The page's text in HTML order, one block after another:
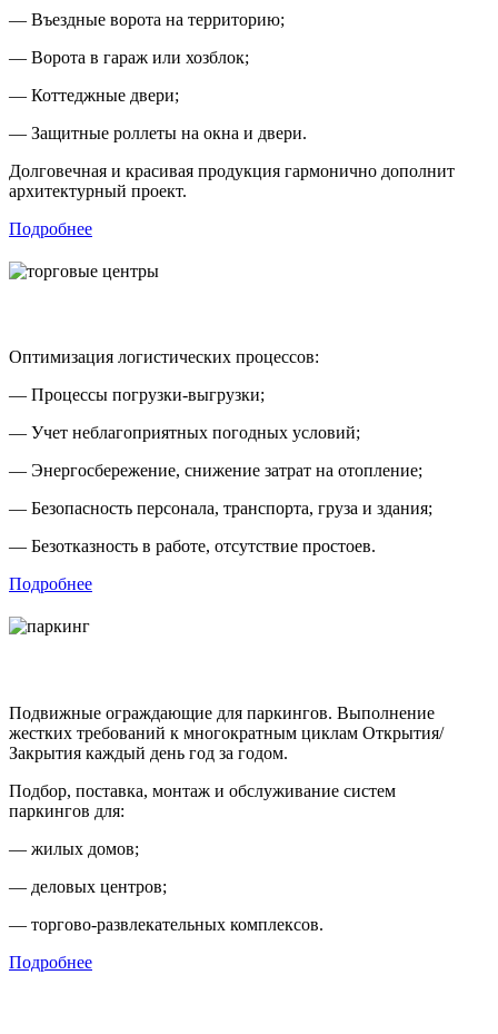
— Въездные ворота на территорию;
— Ворота в гараж или хозблок;
— Коттеджные двери;
— Защитные роллеты на окна и двери.
Долговечная и красивая продукция гармонично дополнит
архитектурный проект.
Подробнее
Оптимизация логистических процессов:
— Процессы погрузки-выгрузки;
— Учет неблагоприятных погодных условий;
— Энергосбережение, снижение затрат на отопление;
— Безопасность персонала, транспорта, груза и здания;
— Безотказность в работе, отсутствие простоев.
Подробнее
Подвижные ограждающие для паркингов. Выполнение
жестких требований к многократным циклам Открытия/
Закрытия каждый день год за годом.
Подбор, поставка, монтаж и обслуживание систем
паркингов для:
— жилых домов;
— деловых центров;
— торгово-развлекательных комплексов.
Подробнее